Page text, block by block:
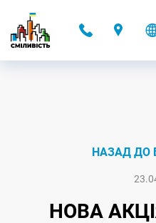
НАЗАД ДО
НОВА